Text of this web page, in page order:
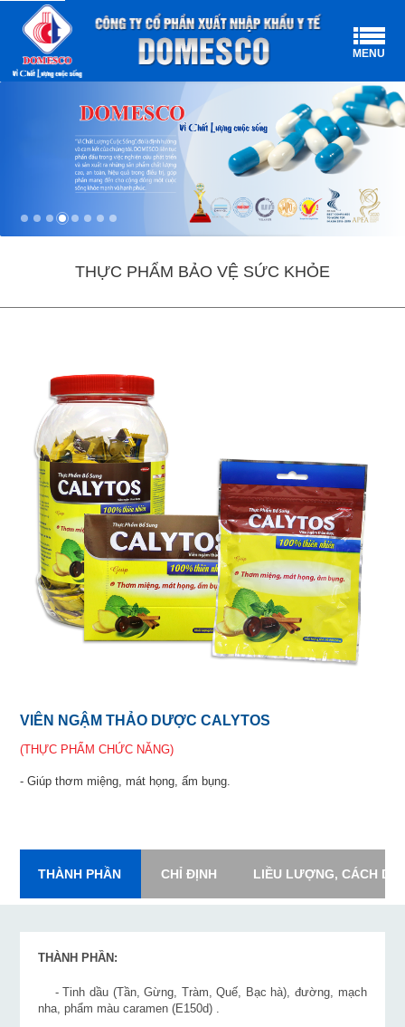
MENU
THỰC PHẨM BẢO VỆ SỨC KHỎE
VIÊN NGẬM THẢO DƯỢC CALYTOS
(THỰC PHẨM CHỨC NĂNG)
- Giúp thơm miệng, mát họng, ấm bụng.
THÀNH PHẦN CHỈ ĐỊNH LIỀU LƯỢNG, CÁCH
THÀNH PHẦN:
- Tinh dầu (Tần, Gừng, Tràm, Quế, Bạc hà), đường, mạch
nha, phẩm màu caramen (E150d) .